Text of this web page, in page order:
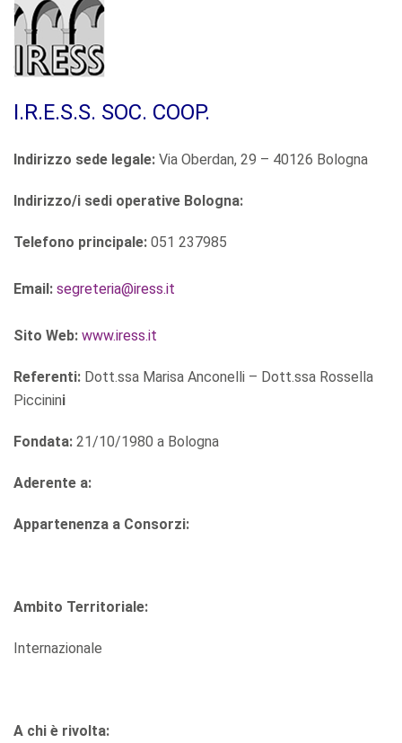
I.R.E.S.S. SOC. COOP.
Indirizzo sede legale: Via Oberdan, 29 – 40126 Bologna
Indirizzo/i sedi operative Bologna:
Telefono principale: 051 237985
Email: segreteria@iress.it
Sito Web: www.iress.it
Referenti: Dott.ssa Marisa Anconelli – Dott.ssa Rossella
Piccinini
Fondata: 21/10/1980 a Bologna
Aderente a:
Appartenenza a Consorzi:
Ambito Territoriale:
Internazionale
A chi è rivolta: